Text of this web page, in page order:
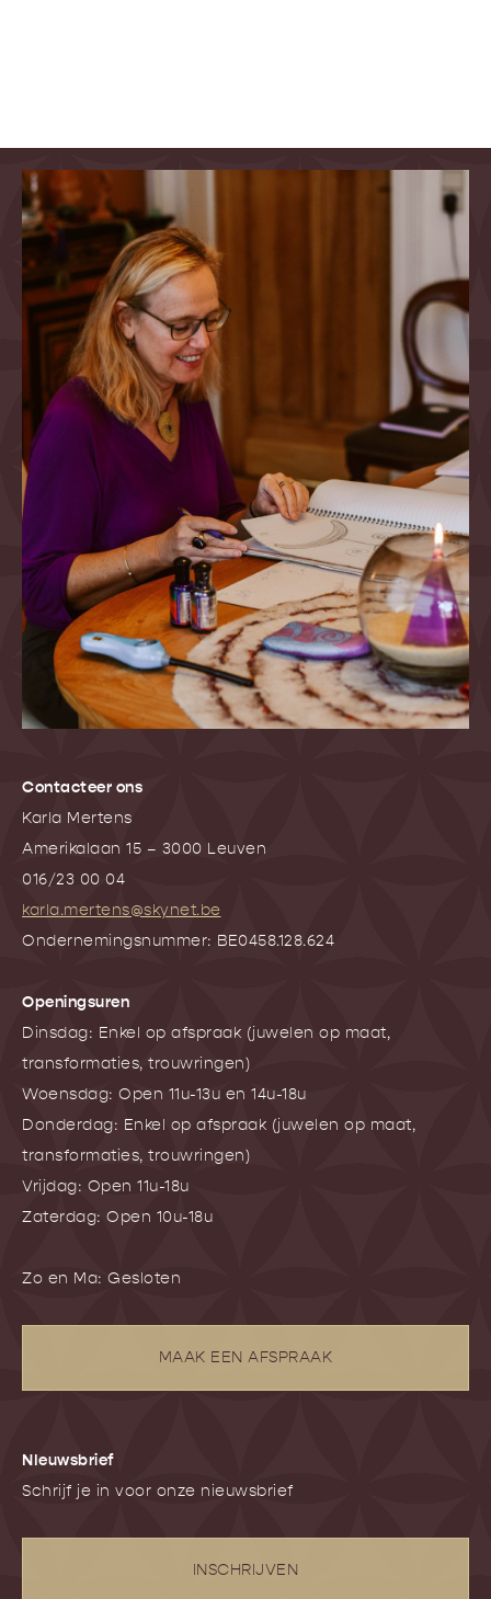
Contacteer ons
Karla Mertens
Amerikalaan 15 – 3000 Leuven
016/23 00 04
karla.mertens@skynet.be
Ondernemingsnummer: BE0458.128.624
Openingsuren
Dinsdag: Enkel op afspraak (juwelen op maat,
transformaties, trouwringen)
Woensdag: Open 11u-13u en 14u-18u
Donderdag: Enkel op afspraak (juwelen op maat,
transformaties, trouwringen)
Vrijdag: Open 11u-18u
Zaterdag: Open 10u-18u
Zo en Ma: Gesloten
MAAK EEN AFSPRAAK
NIeuwsbrief
Schrijf je in voor onze nieuwsbrief
INSCHRIJVEN